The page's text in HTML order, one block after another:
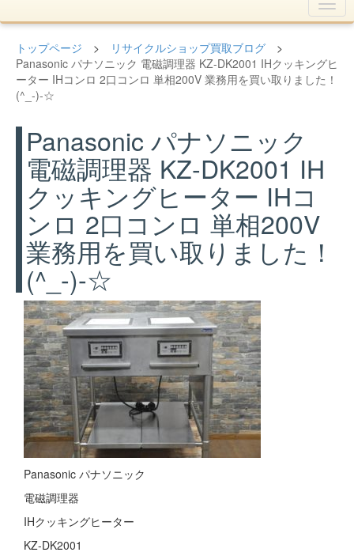
トップページ > リサイクルショップ買取ブログ >
Panasonic パナソニック 電磁調理器 KZ-DK2001 IHクッキングヒ
ーター IHコンロ 2口コンロ 単相200V 業務用を買い取りました！
(^_-)-☆
Panasonic パナソニック
電磁調理器 KZ-DK2001 IH
クッキングヒーター IHコ
ンロ 2口コンロ 単相200V
業務用を買い取りました！
(^_-)-☆
Panasonic パナソニック
電磁調理器
IHクッキングヒーター
KZ-DK2001